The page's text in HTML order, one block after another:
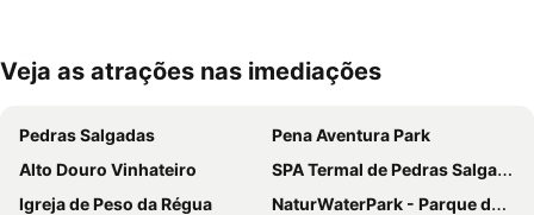
Ampliar mapa
Veja as atrações nas imediações
Pedras Salgadas
Pena Aventura Park
Alto Douro Vinhateiro
SPA Termal de Pedras Salgadas
Igreja de Peso da Régua
NaturWaterPark - Parque de Diversões do Douro